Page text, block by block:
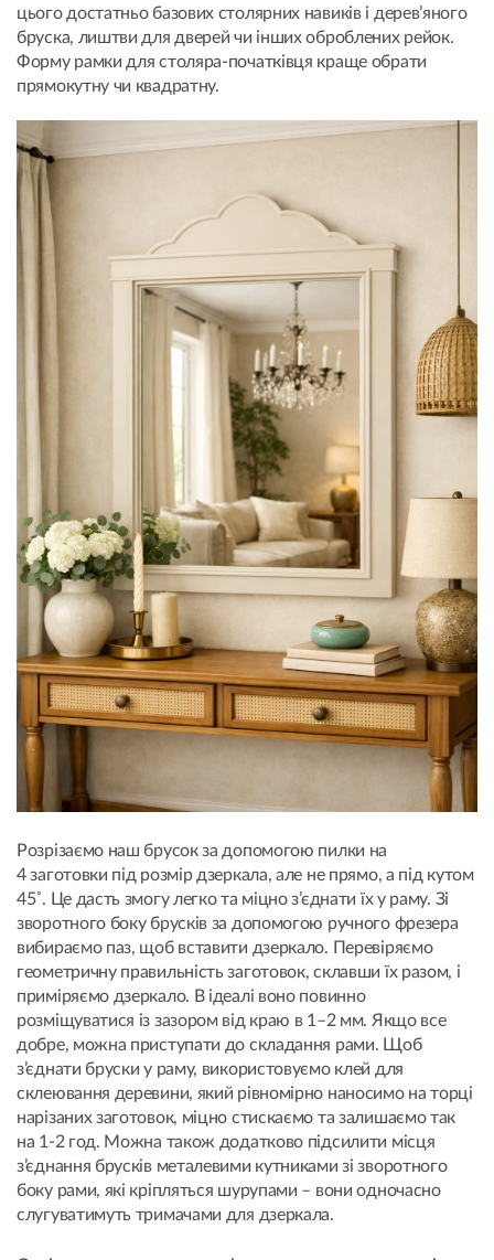
цього достатньо базових столярних навиків і дерев’яного
бруска, лиштви для дверей чи інших оброблених рейок.
Форму рамки для столяра-початківця краще обрати
прямокутну чи квадратну.
Розрізаємо наш брусок за допомогою пилки на
4 заготовки під розмір дзеркала, але не прямо, а під кутом
45˚. Це дасть змогу легко та міцно з’єднати їх у раму. Зі
зворотного боку брусків за допомогою ручного фрезера
вибираємо паз, щоб вставити дзеркало. Перевіряємо
геометричну правильність заготовок, склавши їх разом, і
приміряємо дзеркало. В ідеалі воно повинно
розміщуватися із зазором від краю в 1–2 мм. Якщо все
добре, можна приступати до складання рами. Щоб
з’єднати бруски у раму, використовуємо клей для
склеювання деревини, який рівномірно наносимо на торці
нарізаних заготовок, міцно стискаємо та залишаємо так
на 1-2 год. Можна також додатково підсилити місця
з’єднання брусків металевими кутниками зі зворотного
боку рами, які кріпляться шурупами – вони одночасно
слугуватимуть тримачами для дзеркала.